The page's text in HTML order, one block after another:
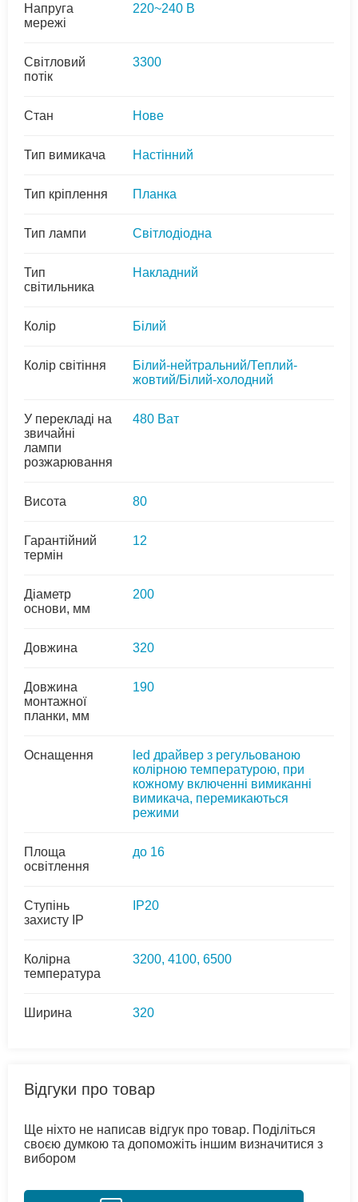
Напруга
мережі
220~240 В
Світловий
потік
3300
Стан Нове
Тип вимикача Настінний
Тип кріплення Планка
Тип лампи Світлодіодна
Тип
світильника
Накладний
Колір Білий
Колір світіння
Білий-нейтральний/Теплий-
жовтий/Білий-холодний
У перекладі на
звичайні
лампи
розжарювання
480 Ват
Висота 80
Гарантійний
термін
12
Діаметр
основи, мм
200
Довжина 320
Довжина
монтажної
планки, мм
190
Оснащення
led драйвер з регульованою
колірною температурою, при
кожному включенні вимиканні
вимикача, перемикаються
режими
Площа
освітлення
до 16
Ступінь
захисту IP
IP20
Колірна
температура
3200, 4100, 6500
Ширина 320
Відгуки про товар
Ще ніхто не написав відгук про товар. Поділіться
своєю думкою та допоможіть іншим визначитися з
вибором